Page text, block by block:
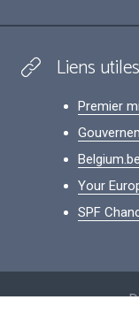
Liens utiles
Premier
Belgium.be
Your
SPF